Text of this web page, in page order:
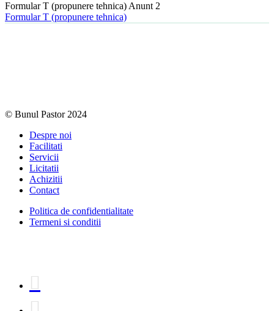
Formular T (propunere tehnica) Anunt 2
Formular T (propunere tehnica)
© Bunul Pastor 2024
Despre noi
Facilitati
Servicii
Licitatii
Achizitii
Contact
Politica de confidentialitate
Termeni si conditii